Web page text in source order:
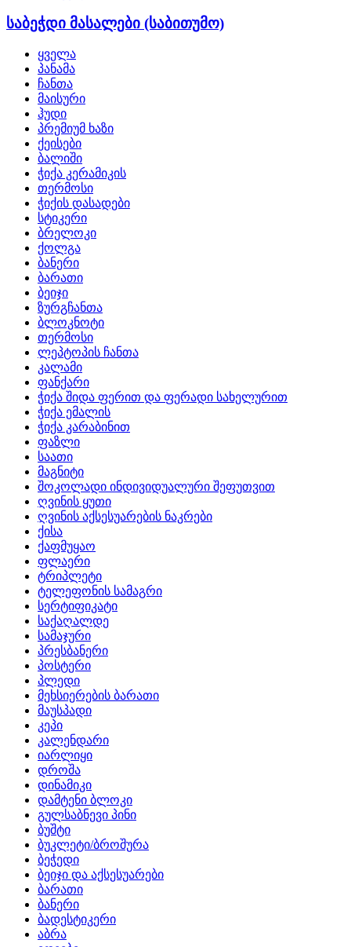
საბეჭდი მასალები (საბითუმო)
ყველა
პანამა
ჩანთა
მაისური
ჰუდი
პრემიუმ ხაზი
ქეისები
ბალიში
ჭიქა კერამიკის
თერმოსი
ჭიქის დასადები
სტიკერი
ბრელოკი
ქოლგა
ბანერი
ბარათი
ბეიჯი
ზურგჩანთა
ბლოკნოტი
თერმოსი
ლეპტოპის ჩანთა
კალამი
ფანქარი
ჭიქა შიდა ფერით და ფერადი სახელურით
ჭიქა ემალის
ჭიქა კარაბინით
ფაზლი
საათი
მაგნიტი
შოკოლადი ინდივიდუალური შეფუთვით
ღვინის ყუთი
ღვინის აქსესუარების ნაკრები
ქისა
ქაფმუყაო
ფლაერი
ტრიპლეტი
ტელეფონის სამაგრი
სერტიფიკატი
საქაღალდე
სამაჯური
პრესბანერი
პოსტერი
პლედი
მეხსიერების ბარათი
მაუსპადი
კეპი
კალენდარი
იარლიყი
დროშა
დინამიკი
დამტენი ბლოკი
გულსაბნევი პინი
ბუშტი
ბუკლეტი/ბროშურა
ბეჭედი
ბეიჯი და აქსესუარები
ბარათი
ბანერი
ბადესტიკერი
აბრა